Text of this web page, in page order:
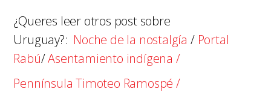
¿Queres leer otros post sobre
Uruguay?: Noche de la nostalgía / Portal
Rabú/Asentamiento indígena /
Pennínsula Timoteo Ramospé /